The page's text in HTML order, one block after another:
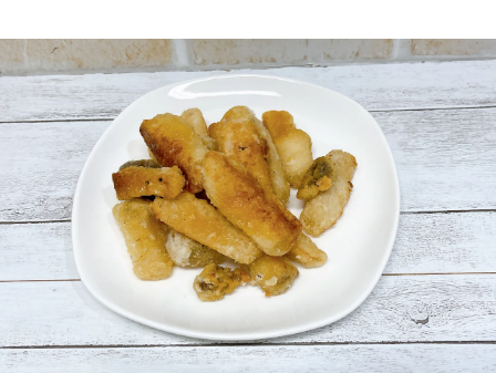
お知らせ
イベント・グッズ
YouTube
会社情報